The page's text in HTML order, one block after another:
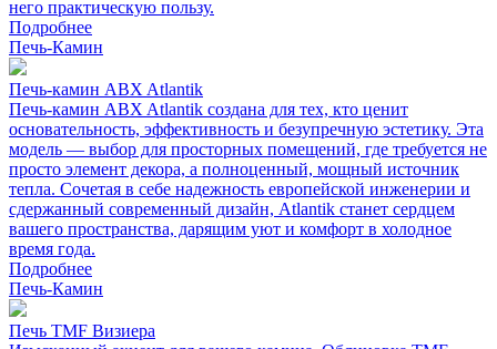
него практическую пользу.
Подробнее
Печь-Камин
Печь-камин ABX Atlantik
Печь-камин ABX Atlantik создана для тех, кто ценит
основательность, эффективность и безупречную эстетику. Эта
модель — выбор для просторных помещений, где требуется не
просто элемент декора, а полноценный, мощный источник
тепла. Сочетая в себе надежность европейской инженерии и
сдержанный современный дизайн, Atlantik станет сердцем
вашего пространства, дарящим уют и комфорт в холодное
время года.
Подробнее
Печь-Камин
Печь TMF Визиера